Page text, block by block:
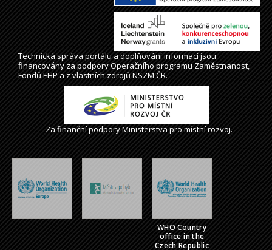
Technická správaportálua doplňování informací jsou
financovány za podpory Operačního programu Zaměstnanost,
Fondů EHP a z vlastních zdrojů NSZM ČR.
Za finanční podpory Ministerstva pro místní rozvoj.
WHO Country
office in the
Czech Republic